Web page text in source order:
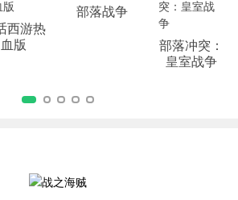
西游热
血版
部落战争
部落冲突：
皇室战争